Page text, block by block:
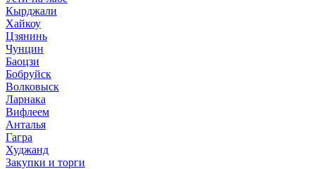
Кырджали
Хайкоу
Цзянинь
Чунцин
Баоцзи
Бобруйск
Волковыск
Ларнака
Вифлеем
Анталья
Гагра
Худжанд
Закупки и торги